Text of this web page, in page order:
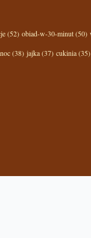
(52) obiad-w-30-minut (50)
(38) jajka (37) cukinia (35)